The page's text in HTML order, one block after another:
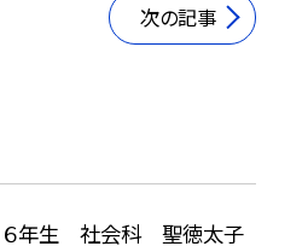
次の記事
６年生 社会科 聖徳太子